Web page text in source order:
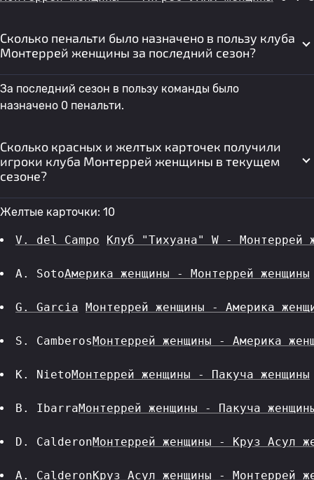
Сколько пенальти было назначено в пользу клуба
Монтеррей женщины за последний сезон?
За последний сезон в пользу команды было
назначено 0 пенальти.
Сколько красных и желтых карточек получили
игроки клуба Монтеррей женщины в текущем
сезоне?
Желтые карточки: 10
V. del Campo Клуб "Тихуана" W - Монтеррей
A. SotoАмерика женщины - Монтеррей женщины
G. Garcia Монтеррей женщины - Америка
S. CamberosМонтеррей женщины - Америка
K. NietoМонтеррей женщины - Пакуча женщины
B. IbarraМонтеррей женщины - Пакуча
D. CalderonМонтеррей женщины - Круз Асул
A. CalderonКруз Асул женщины - Монтеррей